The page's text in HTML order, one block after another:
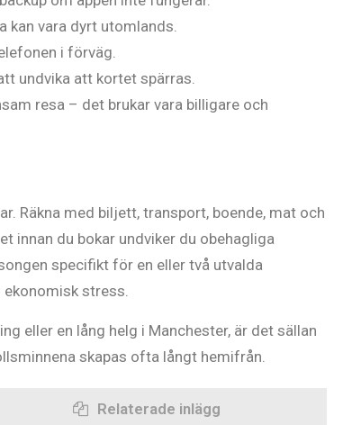
kan vara dyrt utomlands.
i förväg.
undvika att kortet spärras.
resa – det brukar vara billigare och
Räkna med biljett, transport, boende, mat och
innan du bokar undviker du obehagliga
specifikt för en eller två utvalda
stress.
eller en lång helg i Manchester, är det sällan
skapas ofta långt hemifrån.
Relaterade inlägg